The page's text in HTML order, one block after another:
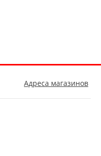
Адреса магазинов